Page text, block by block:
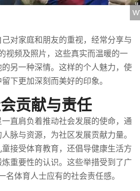
对家庭和朋友的重视，经常分享与
视频及照片，这些真实而温暖的一
另一种深情。这样的个人魅力，使
下更加深刻而美好的印象。
贡献与责任
直肩负着推动社会发展的使命，通
脉与资源，为社区发展贡献力量。
接受体育教育，还倡导健康生活方
重要性的认识。这些举措受到了广
名体育人士应有的社会责任感。